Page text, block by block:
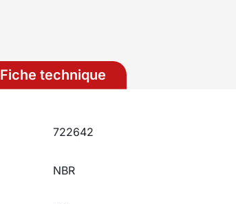
Fiche technique
722642
NBR